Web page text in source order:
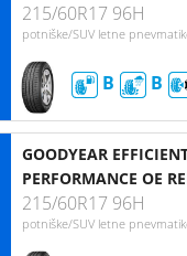
215/60R17 96H
potniške/SUV letne
B B
GOODYEAR
PERFORMANCE OE
215/60R17 96H
potniške/SUV letne